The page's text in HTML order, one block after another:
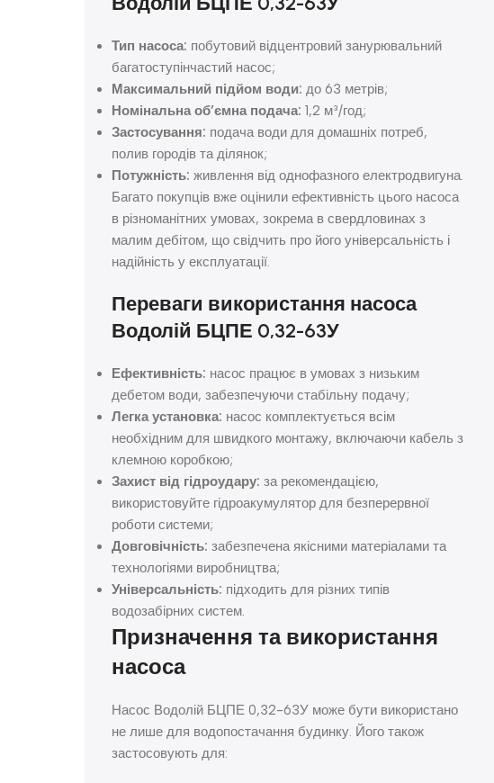
Тип насоса: побутовий відцентровий занурювальний
багатоступінчастий насос;
Максимальний підйом води: до 63 метрів;
Номінальна об’ємна подача: 1,2 м³/год;
Застосування: подача води для домашніх потреб,
полив городів та ділянок;
Потужність: живлення від однофазного електродвигуна.
Багато покупців вже оцінили ефективність цього насоса
в різноманітних умовах, зокрема в свердловинах з
малим дебітом, що свідчить про його універсальність і
надійність у експлуатації.
Переваги використання насоса
Водолій БЦПЕ 0,32-63У
Ефективність: насос працює в умовах з низьким
дебетом води, забезпечуючи стабільну подачу;
Легка установка: насос комплектується всім
необхідним для швидкого монтажу, включаючи кабель з
клемною коробкою;
Захист від гідроудару: за рекомендацією,
використовуйте гідроакумулятор для безперервної
роботи системи;
Довговічність: забезпечена якісними матеріалами та
технологіями виробництва;
Універсальність: підходить для різних типів
водозабірних систем.
Призначення та використання
насоса
Насос Водолій БЦПЕ 0,32-63У може бути використано
не лише для водопостачання будинку. Його також
застосовують для: